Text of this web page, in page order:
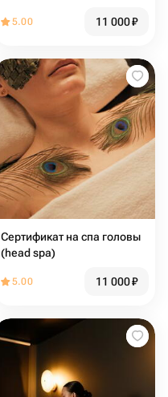
5.00 11 000₽
Сертификат на спа головы
(head spa)
5.00 11 000₽